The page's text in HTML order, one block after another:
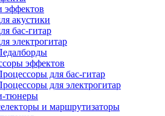
эффектов
акустики
бас-гитар
электрогитар
эффектов
для бас-гитар
для электрогитар
тюнеры
и маршрутизаторы